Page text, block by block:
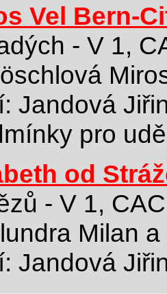
Vel Bern-
- V 1,
Jandová
pro
od
- V 1, CAC
Milan
Jandová